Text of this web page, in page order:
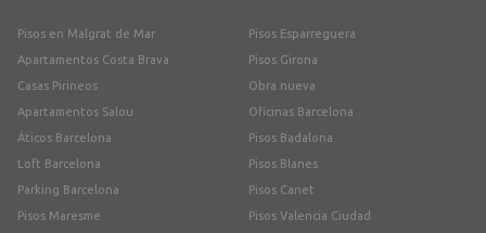
Pisos en Malgrat de Mar
Apartamentos Costa Brava
Casas Pirineos
Apartamentos Salou
Áticos Barcelona
Loft Barcelona
Parking Barcelona
Pisos Maresme
Pisos Esparreguera
Pisos Girona
Obra nueva
Oficinas Barcelona
Pisos Badalona
Pisos Blanes
Pisos Canet
Pisos Valencia Ciudad